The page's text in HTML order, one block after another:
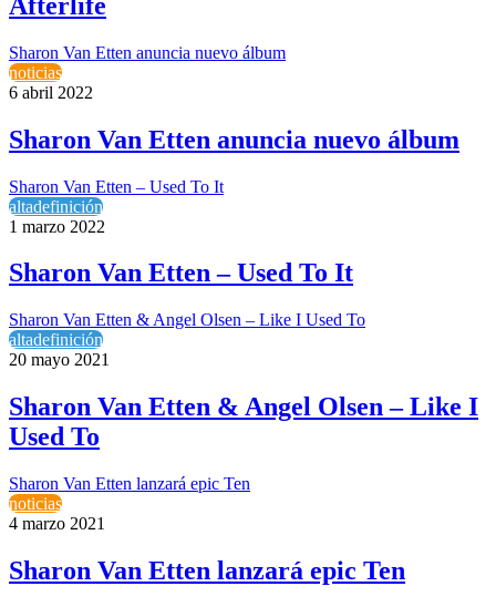
Sharon Van Etten anuncia nuevo álbum
noticias
6 abril 2022
Sharon Van Etten anuncia nuevo álbum
Sharon Van Etten – Used To It
altadefinición
1 marzo 2022
Sharon Van Etten – Used To It
Sharon Van Etten & Angel Olsen – Like I Used To
altadefinición
20 mayo 2021
Sharon Van Etten & Angel Olsen – Like I
Used To
Sharon Van Etten lanzará epic Ten
noticias
4 marzo 2021
Sharon Van Etten lanzará epic Ten